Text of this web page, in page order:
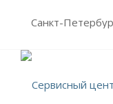
Санкт-